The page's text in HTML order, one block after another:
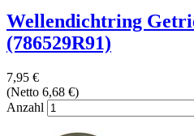
Wellendichtring
(786529R91)
7,95 €
(Netto 6,68 €)
Anzahl